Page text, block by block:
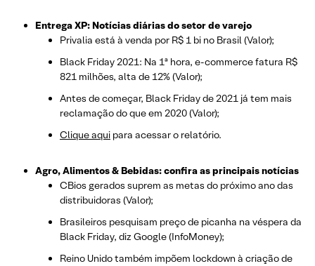
Entrega XP: Notícias diárias do setor de varejo
Privalia está à venda por R$ 1 bi no Brasil (Valor);
Black Friday 2021: Na 1ª hora, e-commerce fatura R$
821 milhões, alta de 12% (Valor);
Antes de começar, Black Friday de 2021 já tem mais
reclamação do que em 2020 (Valor);
Clique aqui para acessar o relatório.
Agro, Alimentos & Bebidas: confira as principais notícias
CBios gerados suprem as metas do próximo ano das
distribuidoras (Valor);
Brasileiros pesquisam preço de picanha na véspera da
Black Friday, diz Google (InfoMoney);
Reino Unido também impõem lockdown à criação de